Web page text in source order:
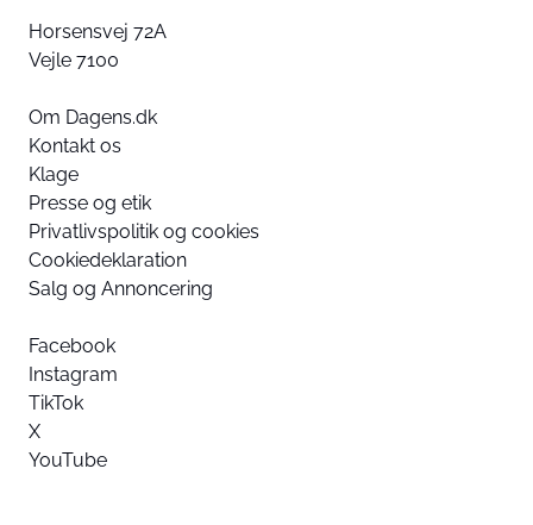
Horsensvej 72A
Vejle 7100
Om Dagens.dk
Kontakt os
Klage
Presse og etik
Privatlivspolitik og cookies
Cookiedeklaration
Salg og Annoncering
Facebook
Instagram
TikTok
X
YouTube